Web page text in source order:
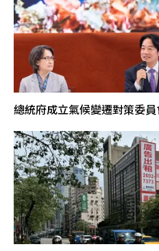
總統府成立氣候變遷對策委